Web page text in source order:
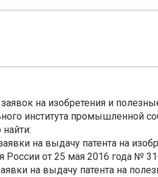
на изобретения и
института промышленной
на выдачу патента на
от 25 мая 2016 года №
на выдачу патента на